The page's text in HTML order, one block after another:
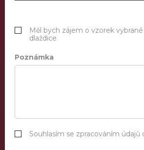
Měl bych zájem o vzorek
dlaždice
Poznámka
Souhlasím se zpracováním údajů